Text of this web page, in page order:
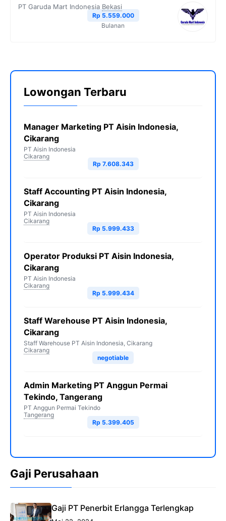
PT Garuda Mart Indonesia Bekasi
Rp 5.559.000
Bulanan
Lowongan Terbaru
Manager Marketing PT Aisin Indonesia,
Cikarang
PT Aisin Indonesia
Cikarang
Rp 7.608.343
Staff Accounting PT Aisin Indonesia,
Cikarang
PT Aisin Indonesia
Cikarang
Rp 5.999.433
Operator Produksi PT Aisin Indonesia,
Cikarang
PT Aisin Indonesia
Cikarang
Rp 5.999.434
Staff Warehouse PT Aisin Indonesia,
Cikarang
Staff Warehouse PT Aisin Indonesia, Cikarang
Cikarang
negotiable
Admin Marketing PT Anggun Permai
Tekindo, Tangerang
PT Anggun Permai Tekindo
Tangerang
Rp 5.399.405
Gaji Perusahaan
Gaji PT Penerbit Erlangga Terlengkap